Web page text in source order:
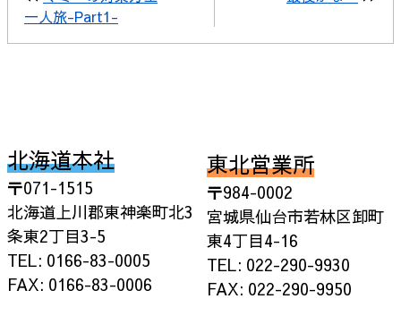
一人旅-Part1-
北海道本社
〒071-1515
北海道上川郡東神楽町北3
条東2丁目3-5
TEL: 0166-83-0005
FAX: 0166-83-0006
東北営業所
〒984-0002
宮城県仙台市若林区卸町
東4丁目4-16
TEL: 022-290-9930
FAX: 022-290-9950